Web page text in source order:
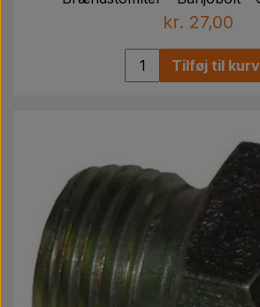
kr. 27,00
Tilføj til kurv